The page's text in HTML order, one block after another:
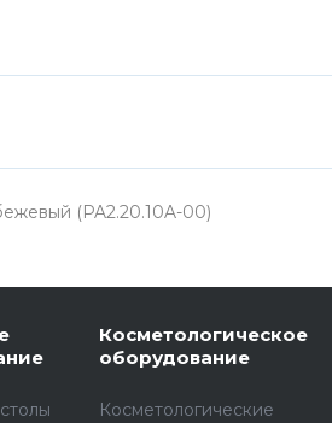
(PA2.20.10A-00)
Косметологическое
оборудование
Косметологические